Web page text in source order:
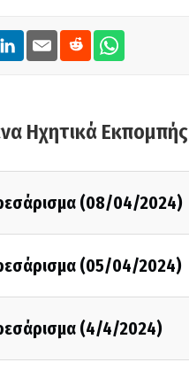
Ηχητικά Εκπομπής
(08/04/2024)
(05/04/2024)
(4/4/2024)